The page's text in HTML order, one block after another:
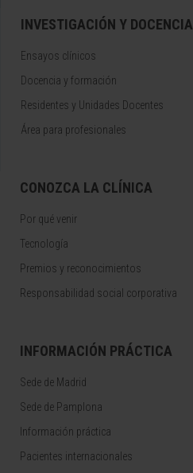
INVESTIGACIÓN Y DOCENCIA
Ensayos clínicos
Docencia y formación
Residentes y Unidades Docentes
Área para profesionales
CONOZCA LA CLÍNICA
Por qué venir
Tecnología
Premios y reconocimientos
Responsabilidad social corporativa
INFORMACIÓN PRÁCTICA
Sede de Madrid
Sede de Pamplona
Información práctica
Pacientes internacionales